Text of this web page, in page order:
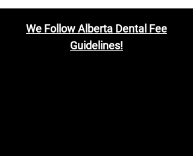
We Follow Alberta Dental Fee
Guidelines!